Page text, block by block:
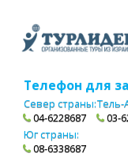
Телефон для
Север страны:
04-6228687
Тель-
03-
Юг страны:
08-6338687